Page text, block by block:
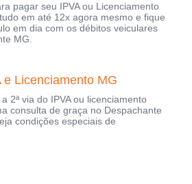
pagar seu IPVA ou Licenciamento
em até 12x agora mesmo e fique
em dia com os débitos veiculares
MG.
e Licenciamento MG
2ª via do IPVA ou licenciamento
consulta de graça no Despachante
condições especiais de